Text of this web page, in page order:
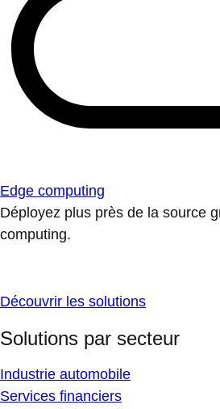
Edge computing
Déployez plus près de la source
computing.
Découvrir les solutions
Solutions par secteur
Industrie automobile
Services financiers